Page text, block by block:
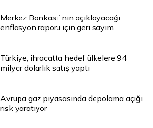
Merkez Bankası`nın açıklayacağı
enflasyon raporu için geri sayım
Türkiye, ihracatta hedef ülkelere 94
milyar dolarlık satış yaptı
Avrupa gaz piyasasında depolama açığı
risk yaratıyor